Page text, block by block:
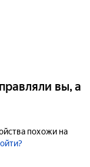
вы, а
похожи на